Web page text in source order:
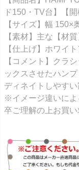
ド150・TV台】【開
【サイズ】幅 150×
【素材】主な【材
【仕上げ】ホワイ
【コメント】クラ
ックスさせたハン
ディネイトしやすい
※イメージ違いによ
卒ご理解の上お買い